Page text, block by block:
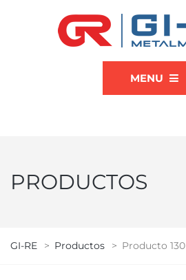
MENU
PRODUCTOS
GI-RE > Productos > Producto 130